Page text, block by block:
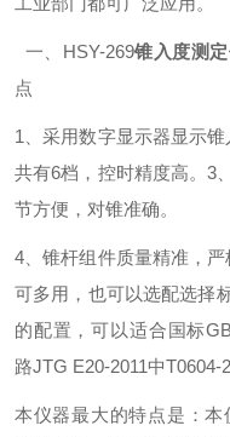
一、HSY-269锥入度测
点
1、采用数字显示器显示锥
共有6档，控时精度高。3
节方便，对锥准确。
4、锥杆组件质量精准，严
可多用，也可以选配选择
的配置，可以适合国标
路JTG E20-2011中T0604-
本仪器最大的特点是：本